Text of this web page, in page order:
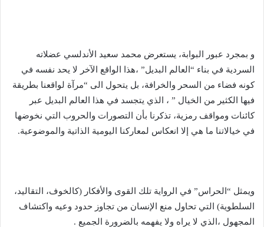
و بمجرد عبور البوابة، يستعرض محمد سعيد الأندلسي عضلاته
السردية في بناء “العالم البديل” ،هذا الواقع الآخر لا يحد نفسه في
كونه فضاء من السحر والخرافة، بل يتحول الى “مرآة لواقعنا بطريقة
فيها الكثير من الخيال ” ، الذي يتجسد في هذا العالم البديل عبر
كائنات ومواقف رمزية، تذكرنا بأن التصورات والحروب التي نخوضها
في خيالاتنا ما هي إلا انعكاس لمعاركنا اليومية الذاتية والموضوعية.
ويمثل “الحراس” في الرواية تلك القوى والأفكار (كالخوف، التقاليد،
السلطوية) التي تحاول منع الإنسان من تجاوز حدود وعيه واكتشاف
المجهول ،الذي لا يراه ولا يفهمه بالضرورة الجميع .